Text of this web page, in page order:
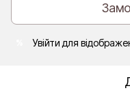
Увійти для